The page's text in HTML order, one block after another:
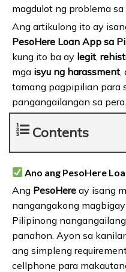
magdulot ng problema
Ang artikulong ito ay
PesoHere Loan App sa
kung ito ba ay legit
mga isyu ng harassment
tamang pagpipilian para
pangangailangan sa pera.
Contents
Ano ang PesoHere
Ang PesoHere ay isang
nangangakong
Pilipinong
panahon. Ayon sa
ang simpleng
cellphone para